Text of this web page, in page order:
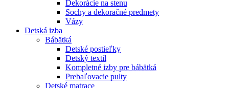
Dekorácie na stenu
Sochy a dekoračné predmety
Vázy
Detská izba
Bábätká
Detské postieľky
Detský textil
Kompletné izby pre bábätká
Prebaľovacie pulty
Detské matrace